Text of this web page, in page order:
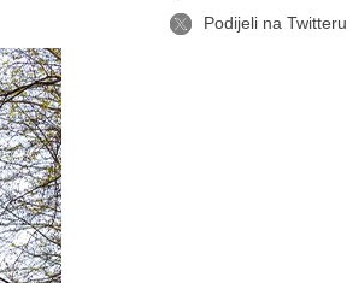
Podijeli na Twitteru